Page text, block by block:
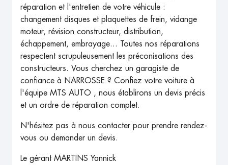
réparation et l'entretien de votre véhicule :
changement disques et plaquettes de frein, vidange
moteur, révision constructeur, distribution,
échappement, embrayage... Toutes nos réparations
respectent scrupuleusement les préconisations des
constructeurs. Vous cherchez un garagiste de
confiance à NARROSSE ? Confiez votre voiture à
l'équipe MTS AUTO , nous établirons un devis précis
et un ordre de réparation complet.
N'hésitez pas à nous contacter pour prendre rendez-
vous ou demander un devis.
Le gérant MARTINS Yannick